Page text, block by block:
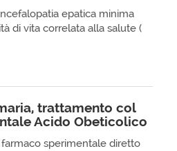
epatica minima
di vita correlata alla salute (
trattamento col
Acido Obeticolico
farmaco sperimentale diretto